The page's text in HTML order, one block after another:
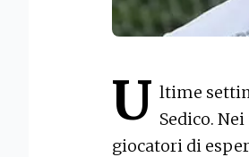
U ltime
Sedico.
giocatori di